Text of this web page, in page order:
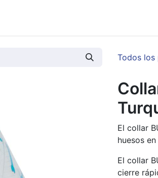
Todos
El collar
huesos
El collar
cierre